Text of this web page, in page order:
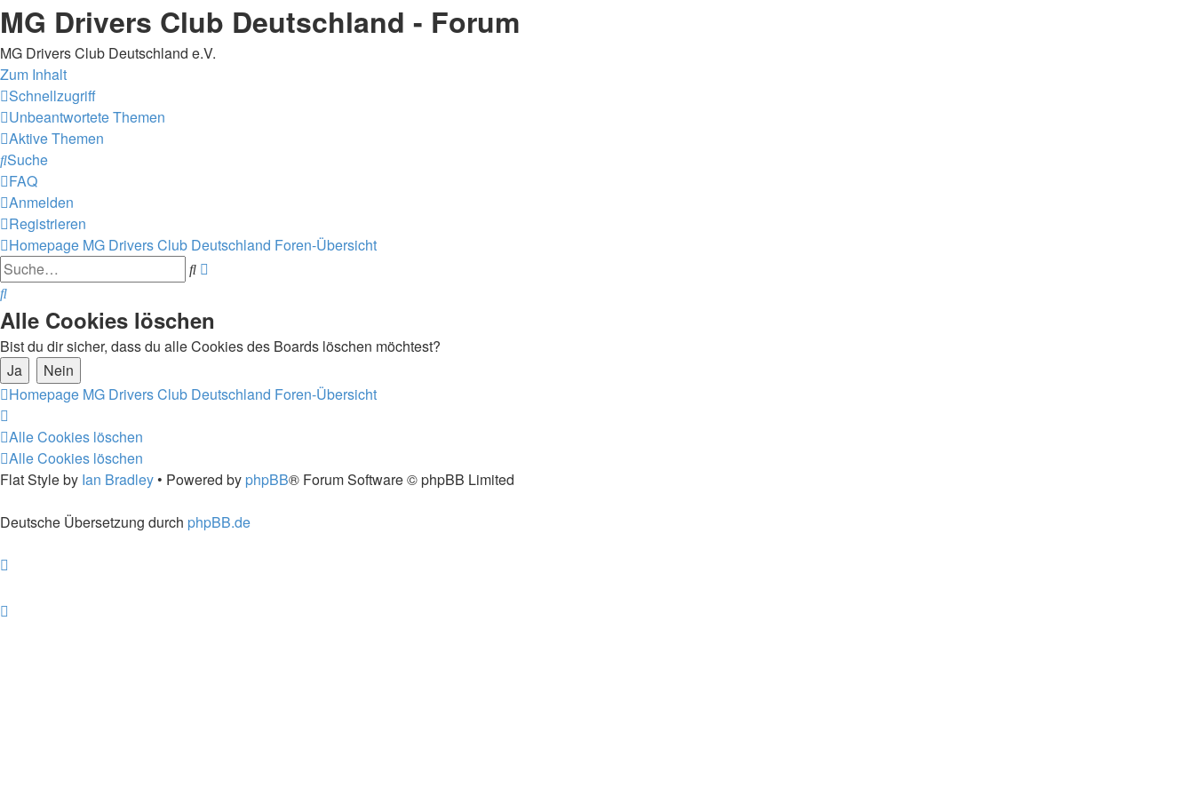
MG Drivers Club Deutschland - Forum
MG Drivers Club Deutschland e.V.
Zum Inhalt
Schnellzugriff
Unbeantwortete Themen
Aktive Themen
Suche
FAQ
Anmelden
Registrieren
Homepage MG Drivers Club Deutschland Foren-Übersicht
Suche
Suche
Alle Cookies löschen
Bist du dir sicher, dass du alle Cookies des Boards löschen möchtest?
Homepage MG Drivers Club Deutschland Foren-Übersicht
Alle Cookies löschen
Alle Cookies löschen
Flat Style by Ian Bradley • Powered by phpBB® Forum Software © phpBB Limited
Deutsche Übersetzung durch phpBB.de